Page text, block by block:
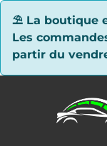
⛱ La boutique
Les
partir du
Panneau de